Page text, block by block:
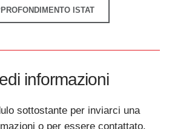
ISTAT
informazioni
sottostante per inviarci una
o per essere contattato.